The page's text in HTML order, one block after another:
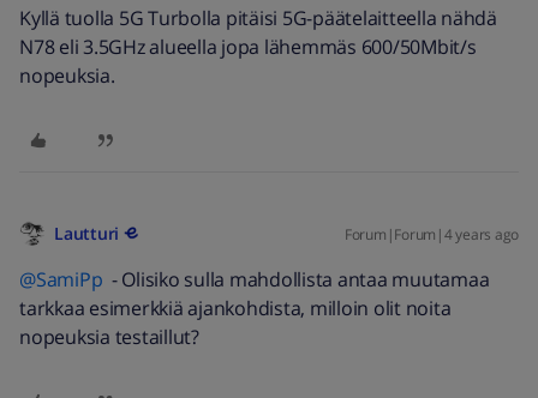
Kyllä tuolla 5G Turbolla pitäisi 5G-päätelaitteella nähdä
N78 eli 3.5GHz alueella jopa lähemmäs 600/50Mbit/s
nopeuksia.
Lautturi Forum|Forum|4 years ago
@SamiPp - Olisiko sulla mahdollista antaa muutamaa
tarkkaa esimerkkiä ajankohdista, milloin olit noita
nopeuksia testaillut?